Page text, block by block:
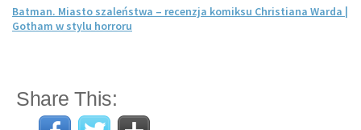
Batman. Miasto szaleństwa – recenzja komiksu Christiana Warda |
Gotham w stylu horroru
Share This: